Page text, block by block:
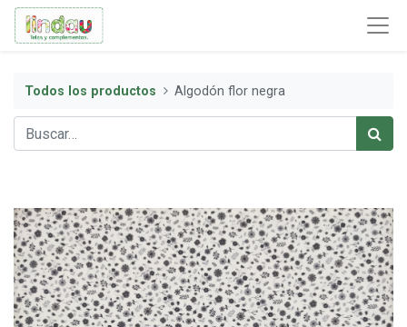
Todos los productos Algodón flor negra